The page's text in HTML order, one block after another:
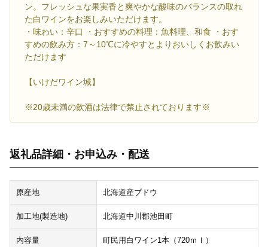
ン。フレッシュな果実香と爽やかな酸味のバランスの取れ
た白ワインをお楽しみいただけます。
・味わい：辛口 ・おすすめの料理：魚料理、和食 ・おす
すめの飲み方：7～10℃に冷やすとよりおいしくお飲みい
ただけます
【いけだワイン城】
※20歳未満の飲酒は法律で禁止されております※
返礼品詳細・お申込み・配送
原産地 北海道産ブドウ
加工地(製造地) 北海道中川郡池田町
内容量 町民用白ワイン1本（720ｍｌ）